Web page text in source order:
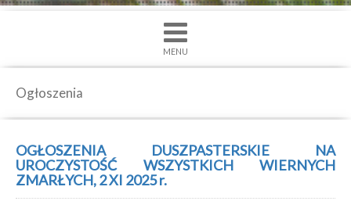
św.
Nabożenstwa
Kancelaria
Galeria
MENU
Ogłoszenia
OGŁOSZENIA DUSZPASTERSKIE NA
UROCZYSTOŚĆ WSZYSTKICH WIERNYCH
ZMARŁYCH, 2 XI 2025 r.